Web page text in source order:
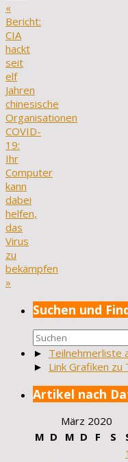
«
Bericht:
CIA
hackt
seit
elf
Jahren
chinesische
Organisationen
COVID-
19:
Ihr
Computer
kann
dabei
helfen,
das
Virus
zu
bekämpfen
»
Suchen und
Suchen
nach:
► Teilnehmerliste
► Link Grafiken zu
Artikel nach
März 2020
M D M D F S
1